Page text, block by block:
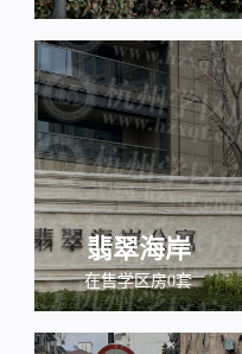
翡翠海岸
在售学区房0套